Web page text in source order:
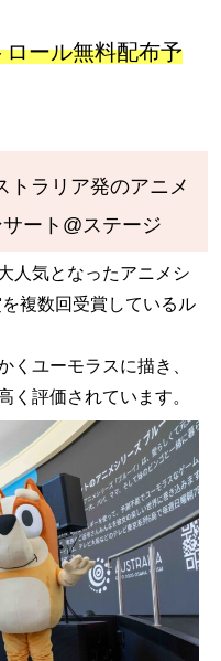
ール無料配布予
トラリア発のアニメ
サート@ステージ
人気となったアニメシ
複数回受賞しているル
くユーモラスに描き、
く評価されています。